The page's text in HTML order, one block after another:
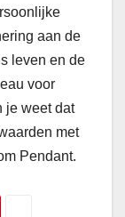
aan de
leven en de
voor
je weet dat
met
Pendant.